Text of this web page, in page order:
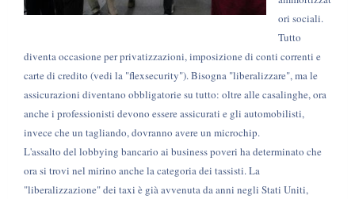
ori sociali.
Tutto
diventa occasione per privatizzazioni, imposizione di conti correnti e
carte di credito (vedi la "flexsecurity"). Bisogna "liberalizzare", ma le
assicurazioni diventano obbligatorie su tutto: oltre alle casalinghe, ora
anche i professionisti devono essere assicurati e gli automobilisti,
invece che un tagliando, dovranno avere un microchip.
L'assalto del lobbying bancario ai business poveri ha determinato che
ora si trovi nel mirino anche la categoria dei tassisti. La
"liberalizzazione" dei taxi è già avvenuta da anni negli Stati Uniti,